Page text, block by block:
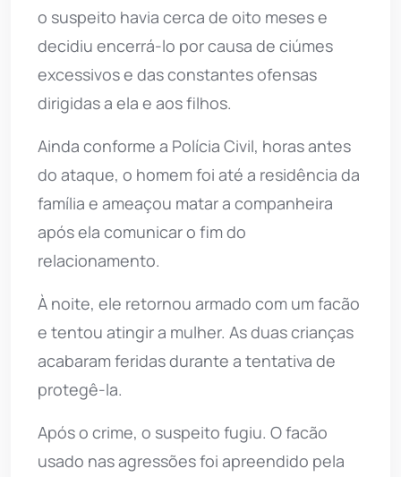
o suspeito havia cerca de oito meses e
decidiu encerrá-lo por causa de ciúmes
excessivos e das constantes ofensas
dirigidas a ela e aos filhos.
Ainda conforme a Polícia Civil, horas antes
do ataque, o homem foi até a residência da
família e ameaçou matar a companheira
após ela comunicar o fim do
relacionamento.
À noite, ele retornou armado com um facão
e tentou atingir a mulher. As duas crianças
acabaram feridas durante a tentativa de
protegê-la.
Após o crime, o suspeito fugiu. O facão
usado nas agressões foi apreendido pela